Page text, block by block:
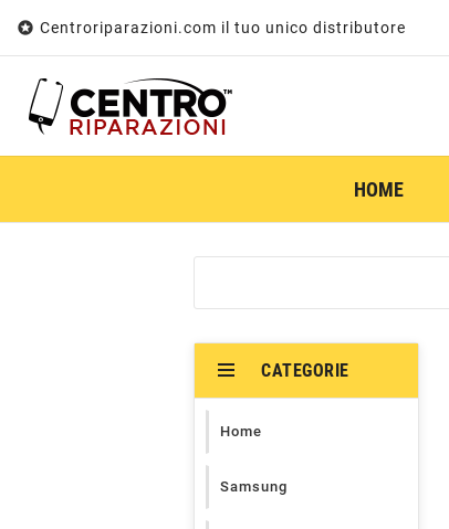
 Centroriparazioni.com il tuo unico distributore
HOME
CATEGORIE
Home
Samsung